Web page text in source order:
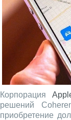
Корпорация
решений
приобретение